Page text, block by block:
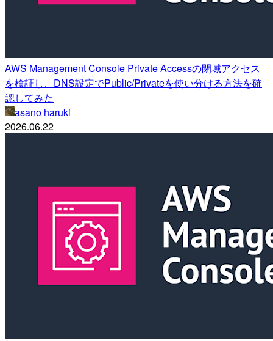
AWS Management Console Private Accessの閉域アクセス
を検証し、DNS設定でPublic/Privateを使い分ける方法を確
認してみた
asano haruki
2026.06.22